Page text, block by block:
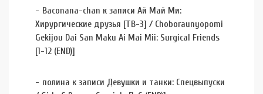
Baconana-chan к записи Ай Май Ми:
Хирургические друзья [ТВ-3] / Choboraunyopomi
Gekijou Dai San Maku Ai Mai Mii: Surgical Friends
[1-12 (END)]
полина к записи Девушки и танки: Спецвыпуски